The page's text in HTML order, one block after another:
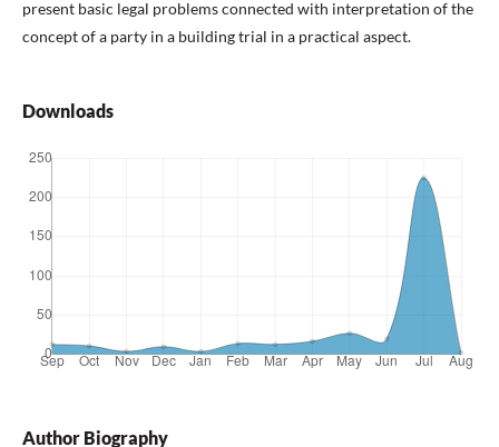
present basic legal problems connected with interpretation of the
concept of a party in a building trial in a practical aspect.
Downloads
Author Biography